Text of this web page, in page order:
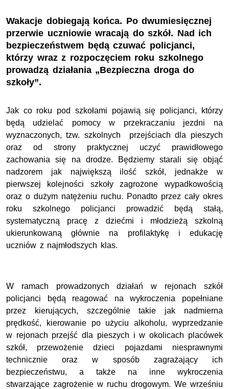
Wakacje dobiegają końca. Po dwumiesięcznej
przerwie uczniowie wracają do szkół. Nad ich
bezpieczeństwem będą czuwać policjanci,
którzy wraz z rozpoczęciem roku szkolnego
prowadzą działania „Bezpieczna droga do
szkoły”.
Jak co roku pod szkołami pojawią się policjanci, którzy
będą udzielać pomocy w przekraczaniu jezdni na
wyznaczonych, tzw. szkolnych przejściach dla pieszych
oraz od strony praktycznej uczyć prawidłowego
zachowania się na drodze. Będziemy starali się objąć
nadzorem jak największą ilość szkół, jednakże w
pierwszej kolejności szkoły zagrożone wypadkowością
oraz o dużym natężeniu ruchu. Ponadto przez cały okres
roku szkolnego policjanci prowadzić będą stałą,
systematyczną pracę z dziećmi i młodzieżą szkolną
ukierunkowaną głównie na profilaktykę i edukację
uczniów z najmłodszych klas.
W ramach prowadzonych działań w rejonach szkół
policjanci będą reagować na wykroczenia popełniane
przez kierujących, szczególnie takie jak nadmierna
prędkość, kierowanie po użyciu alkoholu, wyprzedzanie
w rejonach przejść dla pieszych i w okolicach placówek
szkół, przewożenie dzieci pojazdami niesprawnymi
technicznie oraz w sposób zagrażający ich
bezpieczeństwu, a także na inne wykroczenia
stwarzające zagrożenie w ruchu drogowym. We wrześniu